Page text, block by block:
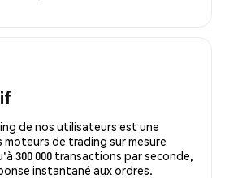
de nos utilisateurs est une
de trading sur mesure
300 000 transactions par seconde,
instantané aux ordres.